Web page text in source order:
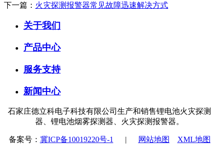
下一篇： 火灾探测报警器常见故障迅速解决方式
关于我们
产品中心
服务支持
新闻中心
石家庄德立科电子科技有限公司生产和销售锂电池火灾探测
器、锂电池烟雾探测器、火灾探测报警器。
备案号： 冀ICP备10019220号-1 | 网站地图 XML地图